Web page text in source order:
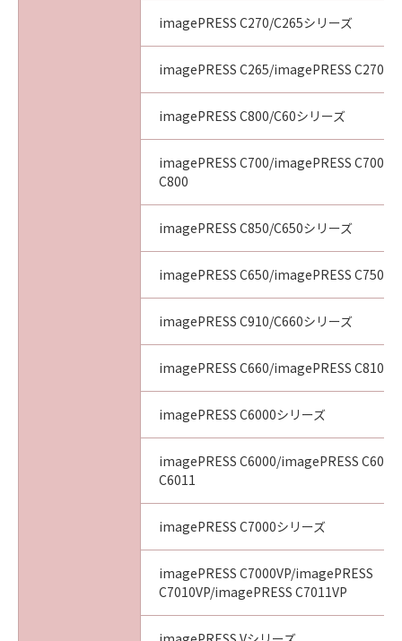
imagePRESS C270/C265シリーズ
imagePRESS C265/imagePRESS C270
imagePRESS C800/C60シリーズ
imagePRESS C700/imagePRESS C700L/
C800
imagePRESS C850/C650シリーズ
imagePRESS C650/imagePRESS C750/
imagePRESS C910/C660シリーズ
imagePRESS C660/imagePRESS C810/
imagePRESS C6000シリーズ
imagePRESS C6000/imagePRESS
C6011
imagePRESS C7000シリーズ
imagePRESS C7000VP/imagePRESS
C7010VP/imagePRESS C7011VP